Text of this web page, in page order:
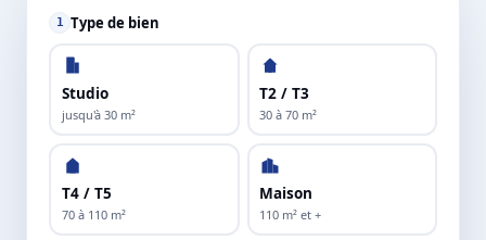
1 Type de bien
Studio
jusqu'à 30 m²
T2 / T3
30 à 70 m²
T4 / T5
70 à 110 m²
Maison
110 m² et +